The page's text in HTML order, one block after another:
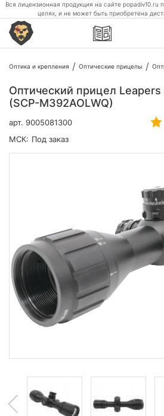
Вся лицензионная продукция на сайте popadiv10.ru
целях, и не может быть приобретена
Оптика и крепления Оптические прицелы
Оптический прицел
(SCP-M392AOLWQ)
арт. 9005081300
МСК: Под заказ